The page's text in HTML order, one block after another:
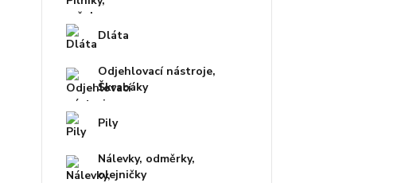
Dláta
Odjehlovací nástroje,
Škrabáky
Pily
Nálevky, odměrky,
olejničky